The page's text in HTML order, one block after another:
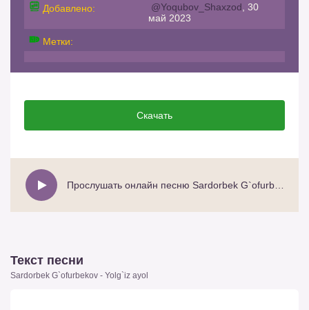
Добавлено: @Yoqubov_Shaxzod , 30
май 2023
Метки:
Скачать
Текст песни
Sardorbek G`ofurbekov - Yolg`iz ayol